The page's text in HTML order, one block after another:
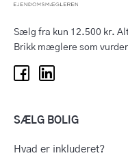
Sælg fra kun 12.500 kr.
Brikk mæglere som
SÆLG BOLIG
Hvad er inkluderet?